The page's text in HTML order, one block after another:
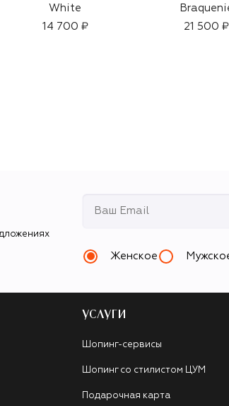
White
14 700 ₽
21 500 ₽
Женское
УСЛУГИ
Шопинг-сервисы
Шопинг со стилистом ЦУМ
Подарочная карта